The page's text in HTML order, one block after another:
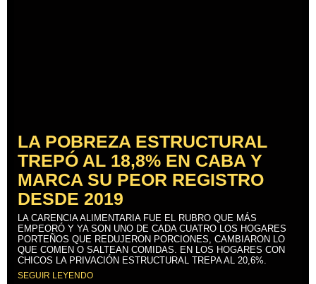
LA POBREZA ESTRUCTURAL
TREPÓ AL 18,8% EN CABA Y
MARCA SU PEOR REGISTRO
DESDE 2019
LA CARENCIA ALIMENTARIA FUE EL RUBRO QUE MÁS
EMPEORÓ Y YA SON UNO DE CADA CUATRO LOS HOGARES
PORTEÑOS QUE REDUJERON PORCIONES, CAMBIARON LO
QUE COMEN O SALTEAN COMIDAS. EN LOS HOGARES CON
CHICOS LA PRIVACIÓN ESTRUCTURAL TREPA AL 20,6%.
SEGUIR LEYENDO